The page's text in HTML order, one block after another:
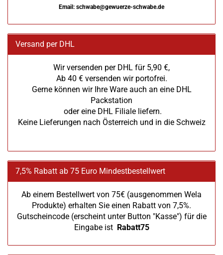
Email: schwabe@gewuerze-schwabe.de
Versand per DHL
Wir versenden per DHL für 5,90 €,
Ab 40 € versenden wir portofrei.
Gerne können wir Ihre Ware auch an eine DHL
Packstation
oder eine DHL Filiale liefern.
Keine Lieferungen nach Österreich und in die Schweiz
7,5% Rabatt ab 75 Euro Mindestbestellwert
Ab einem Bestellwert von 75€ (ausgenommen Wela
Produkte) erhalten Sie einen Rabatt von 7,5%.
Gutscheincode (erscheint unter Button "Kasse") für die
Eingabe ist Rabatt75